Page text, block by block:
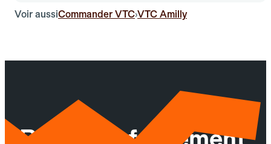
Voir aussiCommander VTC›VTC Amilly